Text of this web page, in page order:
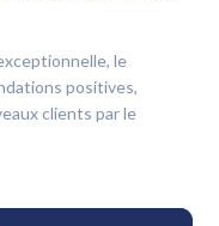
le
positives,
clients par le